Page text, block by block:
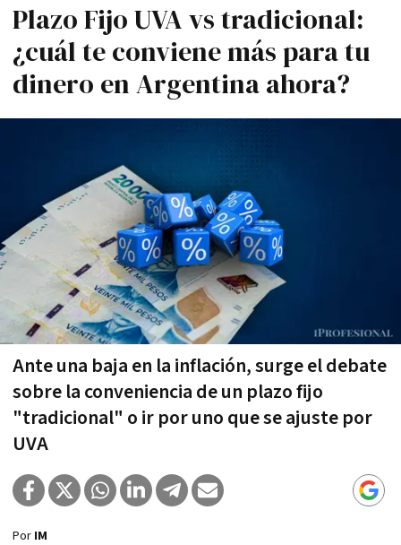
Plazo Fijo UVA vs tradicional:
¿cuál te conviene más para tu
dinero en Argentina ahora?
Ante una baja en la inflación, surge el debate
sobre la conveniencia de un plazo fijo
"tradicional" o ir por uno que se ajuste por
UVA
Por IM